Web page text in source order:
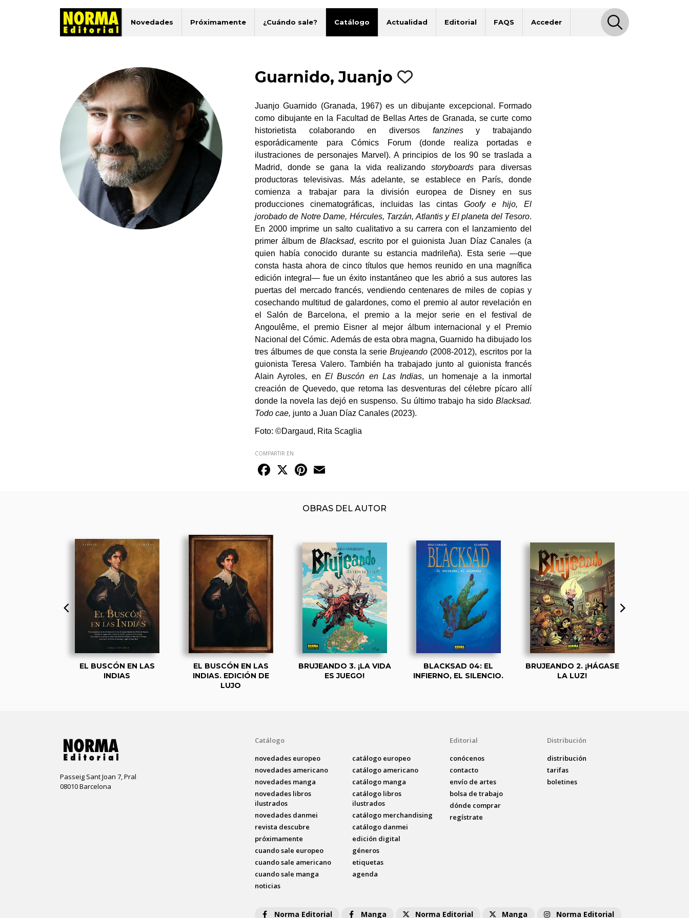
Novedades Próximamente ¿Cuándo sale? Catálogo Actualidad Editorial FAQS Acceder
Guarnido, Juanjo
Juanjo Guarnido (Granada, 1967) es un dibujante excepcional. Formado
como dibujante en la Facultad de Bellas Artes de Granada, se curte como
historietista colaborando en diversos fanzinesy trabajando
esporádicamente para Cómics Forum (donde realiza portadas e
ilustraciones de personajes Marvel). A principios de los 90 se traslada a
Madrid, donde se gana la vida realizando storyboardspara diversas
productoras televisivas. Más adelante, se establece en París, donde
comienza a trabajar para la división europea de Disney en sus
producciones cinematográficas, incluidas las cintas Goofy e hijo, El
jorobado de Notre Dame, Hércules, Tarzán, Atlantis y El planeta del Tesoro.
En 2000 imprime un salto cualitativo a su carrera con el lanzamiento del
primer álbum de Blacksad, escrito por el guionista Juan Díaz Canales (a
quien había conocido durante su estancia madrileña). Esta serie —que
consta hasta ahora de cinco títulos que hemos reunido en una magnífica
edición integral— fue un éxito instantáneo que les abrió a sus autores las
puertas del mercado francés, vendiendo centenares de miles de copias y
cosechando multitud de galardones, como el premio al autor revelación en
el Salón de Barcelona, el premio a la mejor serie en el festival de
Angoulême, el premio Eisner al mejor álbum internacional y el Premio
Nacional del Cómic. Además de esta obra magna, Guarnido ha dibujado los
tres álbumes de que consta la serieBrujeando (2008-2012), escritos por la
guionista Teresa Valero. También ha trabajado junto al guionista francés
Alain Ayroles, en El Buscón en Las Indias, un homenaje a la inmortal
creación de Quevedo, que retoma las desventuras del célebre pícaro allí
donde la novela las dejó en suspenso. Su último trabajo ha sido Blacksad.
Todo cae, junto a Juan Díaz Canales (2023).
Foto: ©Dargaud, Rita Scaglia
COMPARTIR EN
Facebook
X Pinterest
OBRAS DEL AUTOR
EL BUSCÓN EN LAS
INDIAS
EL BUSCÓN EN LAS
INDIAS. EDICIÓN DE
LUJO
BRUJEANDO 3. ¡LA VIDA
ES JUEGO!
BLACKSAD 04: EL
INFIERNO, EL SILENCIO.
BRUJEANDO 2. ¡HÁGASE
LA LUZ!
Passeig Sant Joan 7, Pral
08010 Barcelona
Catálogo
novedades europeo
novedades americano
novedades manga
novedades libros
ilustrados
novedades danmei
revista descubre
próximamente
cuando sale europeo
cuando sale americano
cuando sale manga
noticias
catálogo europeo
catálogo americano
catálogo manga
catálogo libros
ilustrados
catálogo merchandising
catálogo danmei
edición digital
géneros
etiquetas
agenda
Editorial
conócenos
contacto
envío de artes
bolsa de trabajo
dónde comprar
regístrate
Distribución
distribución
tarifas
boletines
Norma Editorial Manga Norma Editorial Manga Norma Editorial